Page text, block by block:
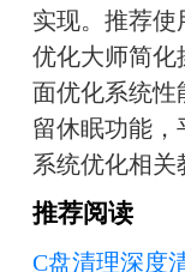
实现。推荐使
优化大师简化
面优化系统性
留休眠功能，
系统优化相关
推荐阅读
C盘清理深度